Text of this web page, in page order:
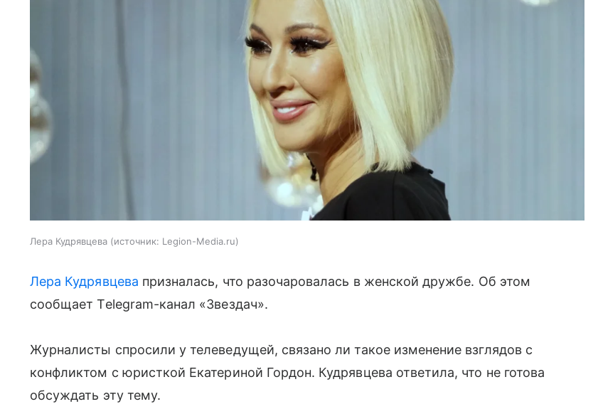
Лера Кудрявцева источник: Legion-Media.ru
Лера Кудрявцева призналась, что разочаровалась в женской дружбе. Об этом
сообщает Telegram-канал «Звездач».
Журналисты спросили у телеведущей, связано ли такое изменение взглядов с
конфликтом с юристкой Екатериной Гордон. Кудрявцева ответила, что не готова
обсуждать эту тему.